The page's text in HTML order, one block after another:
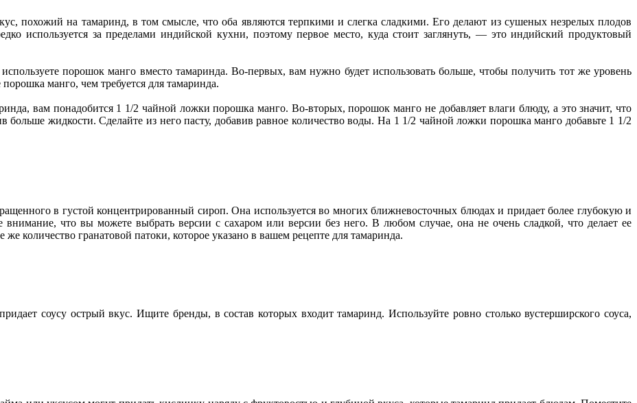
похожий на тамаринд, в том смысле, что оба являются терпкими и слегка сладкими. Его делают из сушеных незрелых плодов
используется за пределами индийской кухни, поэтому первое место, куда стоит заглянуть, — это индийский продуктовый
порошок манго вместо тамаринда. Во-первых, вам нужно будет использовать больше, чтобы получить тот же уровень
манго, чем требуется для тамаринда.
вам понадобится 1 1/2 чайной ложки порошка манго. Во-вторых, порошок манго не добавляет влаги блюду, а это значит, что
больше жидкости. Сделайте из него пасту, добавив равное количество воды. На 1 1/2 чайной ложки порошка манго добавьте 1 1/2
в густой концентрированный сироп. Она используется во многих ближневосточных блюдах и придает более глубокую и
что вы можете выбрать версии с сахаром или версии без него. В любом случае, она не очень сладкой, что делает ее
количество гранатовой патоки, которое указано в вашем рецепте для тамаринда.
соусу острый вкус. Ищите бренды, в состав которых входит тамаринд. Используйте ровно столько вустерширского соуса,